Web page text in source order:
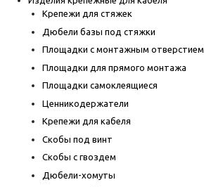
Крепежи для стяжек
Дюбели базы под стяжки
Площадки с монтажным отверстием
Площадки для прямого монтажа
Площадки самоклеящиеся
Ценникодержатели
Крепежи для кабеля
Скобы под винт
Скобы с гвоздем
Дюбели-хомуты